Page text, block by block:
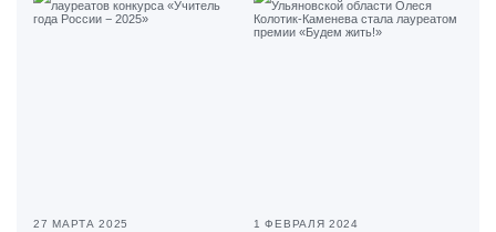
27 МАРТА 2025 1 ФЕВРАЛЯ 2024